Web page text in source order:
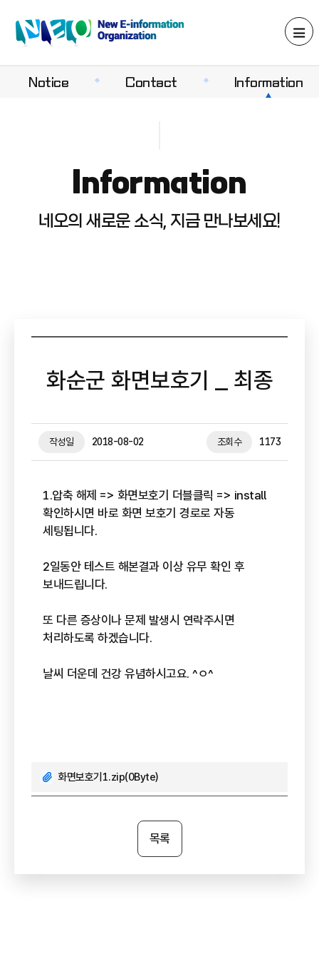
Notice Contact Information
Information
네오의 새로운 소식, 지금 만나보세요!
화순군 화면보호기 _ 최종
작성일 2018-08-02 조회수 1173
1.압축 해제 => 화면보호기 더블클릭 => install
확인하시면 바로 화면 보호기 경로로 자동
세팅됩니다.
2일동안 테스트 해본결과 이상 유무 확인 후
보내드립니다.
또 다른 증상이나 문제 발생시 연락주시면
처리하도록 하겠습니다.
날씨 더운데 건강 유념하시고요. ^ㅇ^
화면보호기1.zip(0Byte)
목록